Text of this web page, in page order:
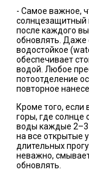
- Самое важное,
солнцезащитный
после каждого
обновлять. Даже
водостойкое
обеспечивает
водой. Любое
потоотделение
повторное
Кроме того, если
горы, где солнце
воды каждые 2–3
на все открытые
длительных
неважно,
обновлять.